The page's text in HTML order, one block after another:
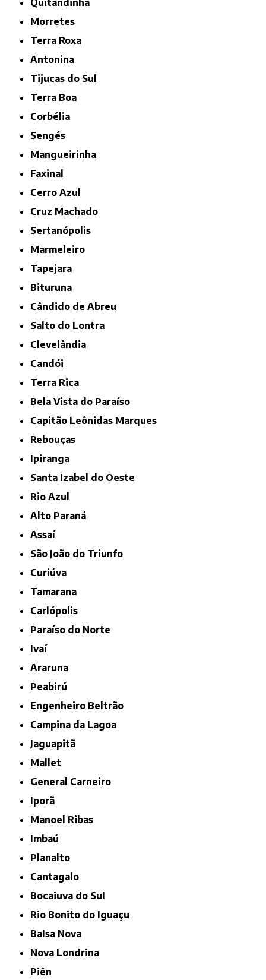
Morretes
Terra Roxa
Antonina
Tijucas do Sul
Terra Boa
Corbélia
Sengés
Mangueirinha
Faxinal
Cerro Azul
Cruz Machado
Sertanópolis
Marmeleiro
Tapejara
Bituruna
Cândido de Abreu
Salto do Lontra
Clevelândia
Candói
Terra Rica
Bela Vista do Paraíso
Capitão Leônidas Marques
Rebouças
Ipiranga
Santa Izabel do Oeste
Rio Azul
Alto Paraná
Assaí
São João do Triunfo
Curiúva
Tamarana
Carlópolis
Paraíso do Norte
Ivaí
Araruna
Peabirú
Engenheiro Beltrão
Campina da Lagoa
Jaguapitã
Mallet
General Carneiro
Iporã
Manoel Ribas
Imbaú
Planalto
Cantagalo
Bocaiuva do Sul
Rio Bonito do Iguaçu
Balsa Nova
Nova Londrina
Piên